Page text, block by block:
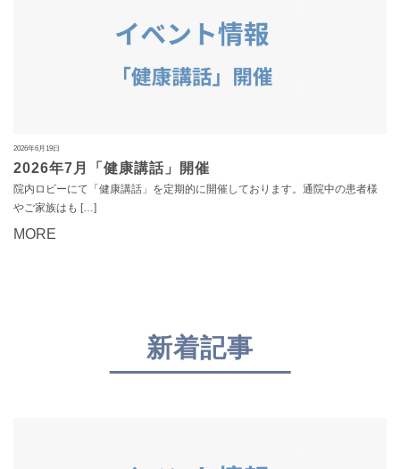
2026年6月19日
2026年7月「健康講話」開催
院内ロビーにて「健康講話」を定期的に開催しております。通院中の患者様
やご家族はも […]
MORE
新着記事